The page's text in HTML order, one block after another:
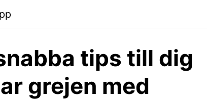
tips till dig
grejen med